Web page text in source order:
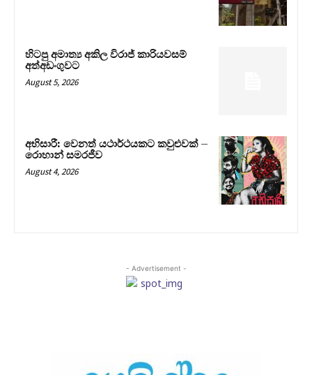
හිටපු අමාත්‍ය අකිල විරාජ් කාරියවසම්
අත්අඩංගුවට
August 5, 2026
අභිසාරී: වෙනත් යථාර්ථයකට කවුළුවක් –
රොහාන් සමරජීව
August 4, 2026
- Advertisement -